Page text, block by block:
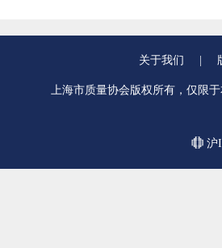
关于我们
上海市质量协会版权所有，仅限
沪